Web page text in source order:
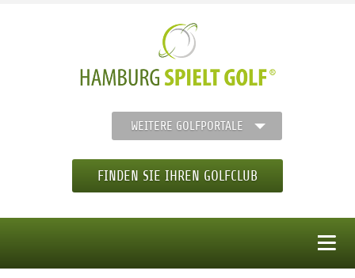
WEITERE GOLFPORTALE
FINDEN SIE IHREN GOLFCLUB